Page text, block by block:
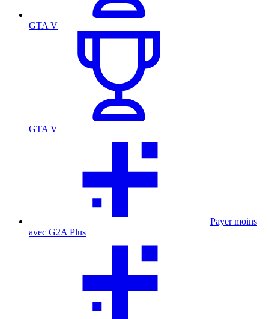
GTA V
GTA V
Payer moins
avec G2A Plus